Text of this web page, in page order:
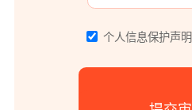
个人信息保护声明